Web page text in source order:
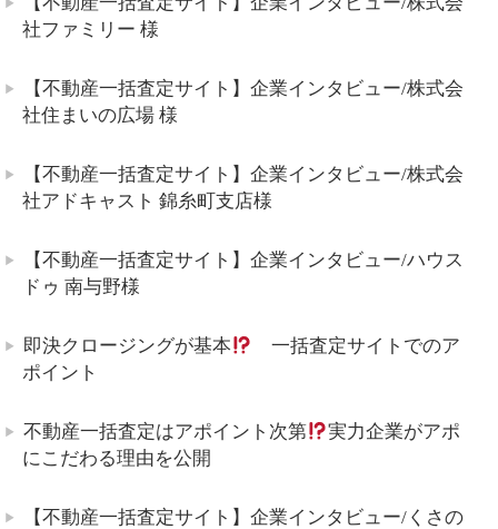
社ファミリー 様
【不動産一括査定サイト】企業インタビュー/株式会
社住まいの広場 様
【不動産一括査定サイト】企業インタビュー/株式会
社アドキャスト 錦糸町支店様
【不動産一括査定サイト】企業インタビュー/ハウス
ドゥ 南与野様
即決クロージングが基本
一括査定サイトでのア
ポイント
不動産一括査定はアポイント次第
実力企業がアポ
にこだわる理由を公開
【不動産一括査定サイト】企業インタビュー/くさの